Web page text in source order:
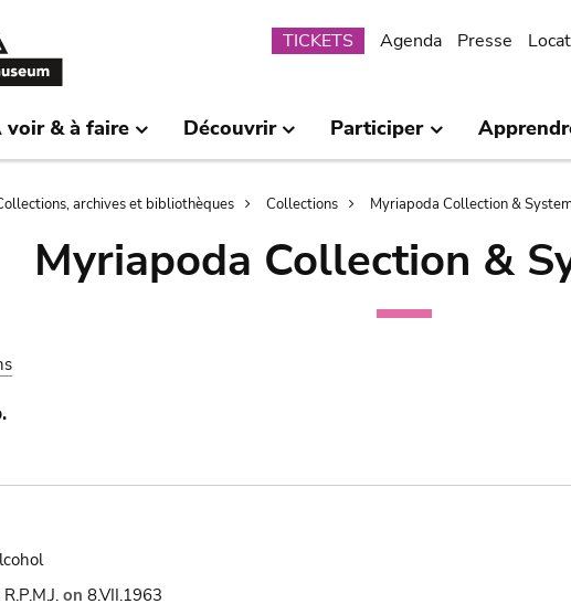
Submenu
TICKETS Agenda Presse
voir & à faire Découvrir Participer
archives et bibliothèques Collections Myriapoda Collection &
Myriapoda Collection &
on 8.VII.1963